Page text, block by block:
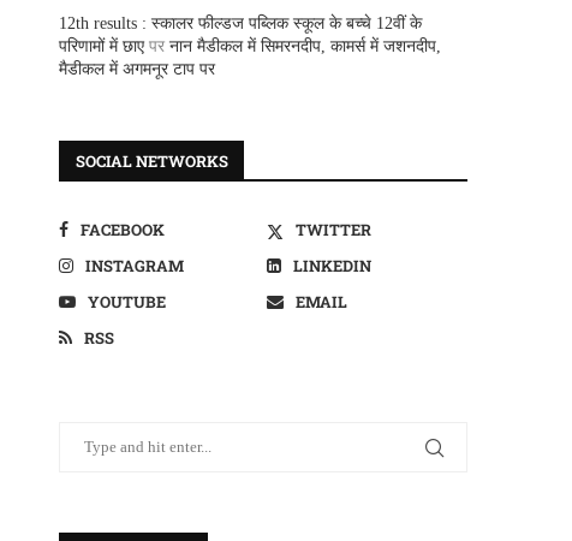
12th results : स्कालर फील्डज पब्लिक स्कूल के बच्चे 12वीं के
परिणामों में छाएपर नान मैडीकल में सिमरनदीप, कामर्स में जशनदीप,
मैडीकल में अगमनूर टाप पर
SOCIAL NETWORKS
FACEBOOK
TWITTER
INSTAGRAM
LINKEDIN
YOUTUBE
EMAIL
RSS